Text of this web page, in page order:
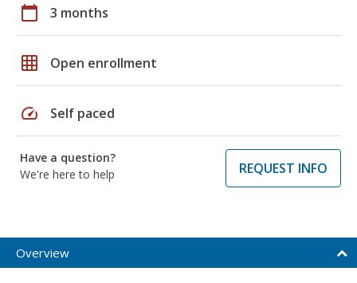
calendar_today 3 months
grid_on Open enrollment
speed Self paced
Have a question?
We're here to help
REQUEST INFO
Overview